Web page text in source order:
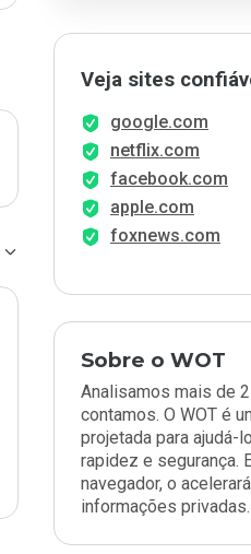
Veja sites
google.com
netflix.com
facebook.com
apple.com
foxnews.com
Sobre o WOT
Analisamos mais de
contamos. O WOT é
projetada para ajudá-
rapidez e segurança.
navegador, o
informações privadas.